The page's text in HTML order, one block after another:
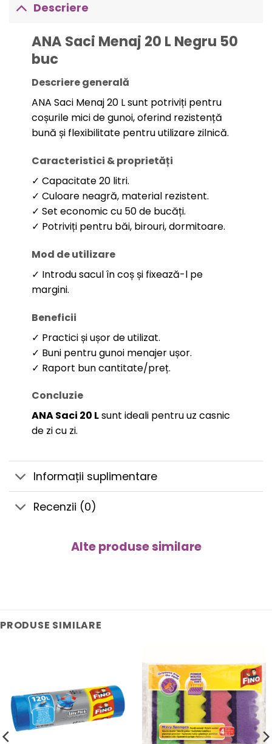
Descriere
ANA Saci Menaj 20 L Negru 50
buc
Descriere generală
ANA Saci Menaj 20 L sunt potriviți pentru
coșurile mici de gunoi, oferind rezistență
bună și flexibilitate pentru utilizare zilnică.
Caracteristici & proprietăți
✓ Capacitate 20 litri.
✓ Culoare neagră, material rezistent.
✓ Set economic cu 50 de bucăți.
✓ Potriviți pentru băi, birouri, dormitoare.
Mod de utilizare
✓ Introdu sacul în coș și fixează-l pe
margini.
Beneficii
✓ Practici și ușor de utilizat.
✓ Buni pentru gunoi menajer ușor.
✓ Raport bun cantitate/preț.
Concluzie
ANA Saci 20 Lsunt ideali pentru uz casnic
de zi cu zi.
Informații suplimentare
Recenzii (0)
Alte produse similare
PRODUSE SIMILARE